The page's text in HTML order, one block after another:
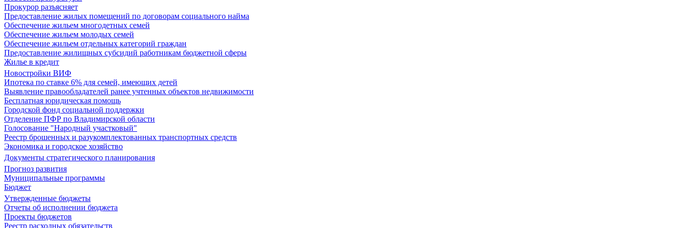
Прокурор разъясняет
Предоставление жилых помещений по договорам социального найма
Обеспечение жильем многодетных семей
Обеспечение жильем молодых семей
Обеспечение жильем отдельных категорий граждан
Предоставление жилищных субсидий работникам бюджетной сферы
Жилье в кредит
Новостройки ВИФ
Ипотека по ставке 6% для семей, имеющих детей
Выявление правообладателей ранее учтенных объектов недвижимости
Бесплатная юридическая помощь
Городской фонд социальной поддержки
Отделение ПФР по Владимирской области
Голосование "Народный участковый"
Реестр брошенных и разукомплектованных транспортных средств
Экономика и городское хозяйство
Документы стратегического планирования
Прогноз развития
Муниципальные программы
Бюджет
Утвержденные бюджеты
Отчеты об исполнении бюджета
Проекты бюджетов
Реестр расходных обязательств